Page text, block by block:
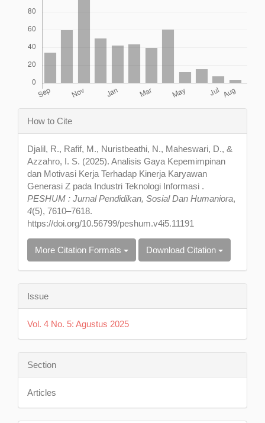
Article
Details
How to Cite
Djalil, R., Rafif, M., Nuristbeathi, N., Maheswari, D., &
Azzahro, I. S. (2025). Analisis Gaya Kepemimpinan
dan Motivasi Kerja Terhadap Kinerja Karyawan
Generasi Z pada Industri Teknologi Informasi .
PESHUM : Jurnal Pendidikan, Sosial Dan Humaniora,
4(5), 7610–7618.
https://doi.org/10.56799/peshum.v4i5.11191
More Citation Formats Download Citation
Issue
Vol. 4 No. 5: Agustus 2025
Section
Articles